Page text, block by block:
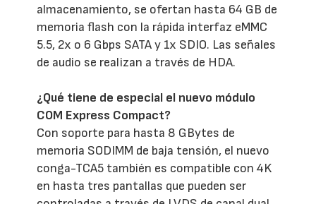
almacenamiento, se ofertan hasta 64 GB de
memoria flash con la rápida interfaz eMMC
5.5, 2x o 6 Gbps SATA y 1x SDIO. Las señales
de audio se realizan a través de HDA.
¿Qué tiene de especial el nuevo módulo
COM Express Compact?
Con soporte para hasta 8 GBytes de
memoria SODIMM de baja tensión, el nuevo
conga-TCA5 también es compatible con 4K
en hasta tres pantallas que pueden ser